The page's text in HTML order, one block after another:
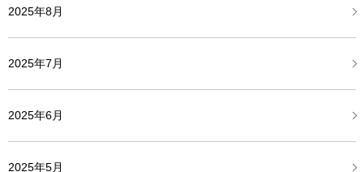
2025年8月
2025年7月
2025年6月
2025年5月